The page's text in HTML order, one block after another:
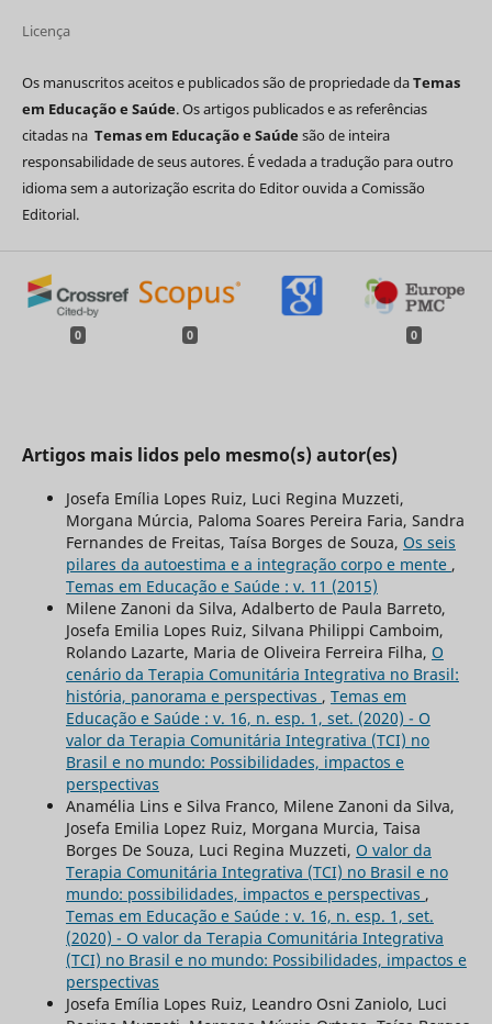
Licença
Os manuscritos aceitos e publicados são de propriedade daTemas
em Educação e Saúde. Os artigos publicados e as referências
citadas na Temas em Educação e Saúde são de inteira
responsabilidade de seus autores. É vedada a tradução para outro
idioma sem a autorização escrita do Editor ouvida a Comissão
Editorial.
0 0 0
Artigos mais lidos pelo mesmo(s) autor(es)
Josefa Emília Lopes Ruiz, Luci Regina Muzzeti,
Morgana Múrcia, Paloma Soares Pereira Faria, Sandra
Fernandes de Freitas, Taísa Borges de Souza, Os seis
pilares da autoestima e a integração corpo e mente ,
Temas em Educação e Saúde : v. 11 (2015)
Milene Zanoni da Silva, Adalberto de Paula Barreto,
Josefa Emilia Lopes Ruiz, Silvana Philippi Camboim,
Rolando Lazarte, Maria de Oliveira Ferreira Filha, O
cenário da Terapia Comunitária Integrativa no Brasil:
história, panorama e perspectivas , Temas em
Educação e Saúde : v. 16, n. esp. 1, set. (2020) - O
valor da Terapia Comunitária Integrativa (TCI) no
Brasil e no mundo: Possibilidades, impactos e
perspectivas
Anamélia Lins e Silva Franco, Milene Zanoni da Silva,
Josefa Emilia Lopez Ruiz, Morgana Murcia, Taisa
Borges De Souza, Luci Regina Muzzeti, O valor da
Terapia Comunitária Integrativa (TCI) no Brasil e no
mundo: possibilidades, impactos e perspectivas ,
Temas em Educação e Saúde : v. 16, n. esp. 1, set.
(2020) - O valor da Terapia Comunitária Integrativa
(TCI) no Brasil e no mundo: Possibilidades, impactos e
perspectivas
Josefa Emília Lopes Ruiz, Leandro Osni Zaniolo, Luci